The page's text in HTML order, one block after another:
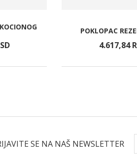
POKLOPAC
4.617,84
SE NA NAŠ NEWSLETTER